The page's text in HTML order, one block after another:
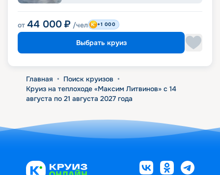
от 44 000 ₽ /чел +1 000
Выбрать круиз
Главная • Поиск круизов •
Круиз на теплоходе «Максим Литвинов» с 14
августа по 21 августа 2027 года